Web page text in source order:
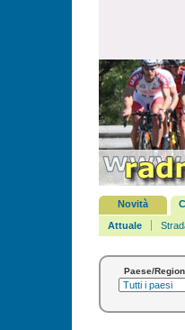
Novità
Attuale
Paese/